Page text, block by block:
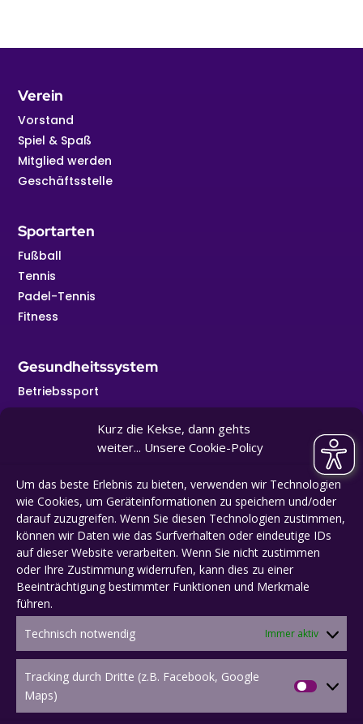
Kurz die Kekse, dann gehts
weiter... Unsere Cookie-Policy
Um das beste Erlebnis zu bieten, verwenden wir Technologien
wie Cookies, um Geräteinformationen zu speichern und/oder
darauf zuzugreifen. Wenn Sie diesen Technologien zustimmen,
können wir Daten wie das Surfverhalten oder eindeutige IDs
auf dieser Website verarbeiten. Wenn Sie nicht zustimmen
oder Ihre Zustimmung widerrufen, kann dies zu einer
Beeinträchtigung bestimmter Funktionen und Merkmale
führen.
Technisch notwendig
Immer aktiv
Tracking durch Dritte (z.B. Facebook, Google
Maps)
Tracking
durch
Verein
Vorstand
Spiel & Spaß
Mitglied werden
Geschäftsstelle
Sportarten
Fußball
Tennis
Padel-Tennis
Fitness
Gesundheitssystem
Betriebssport
Kurse
Personaltraining
Kontakt
E-Mail:kontakt@spvgg-durlach-aue.de
Tel:0721 496124
© SpVgg 1910 Durlach-Aue e.V.